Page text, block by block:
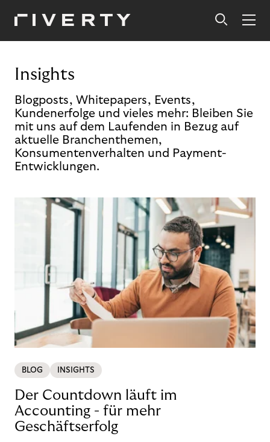
Insights
Blogposts, Whitepapers, Events,
Kundenerfolge und vieles mehr: Bleiben Sie
mit uns auf dem Laufenden in Bezug auf
aktuelle Branchenthemen,
Konsumentenverhalten und Payment-
Entwicklungen.
BLOG INSIGHTS
Der Countdown läuft im
Accounting - für mehr
Geschäftserfolg